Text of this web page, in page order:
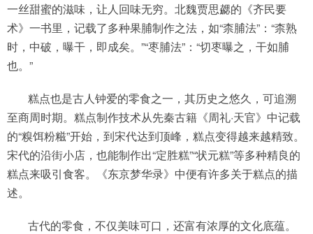
一丝甜蜜的滋味，让人回味无穷。北魏贾思勰的《齐民要
术》一书里，记载了多种果脯制作之法，如“柰脯法”：“柰熟
时，中破，曝干，即成矣。”“枣脯法”：“切枣曝之，干如脯
也。”
糕点也是古人钟爱的零食之一，其历史之悠久，可追溯
至商周时期。糕点制作技术从先秦古籍《周礼·天官》中记载
的“糗饵粉糍”开始，到宋代达到顶峰，糕点变得越来越精致。
宋代的沿街小店，也能制作出“定胜糕”“状元糕”等多种精良的
糕点来吸引食客。《东京梦华录》中便有许多关于糕点的描
述。
古代的零食，不仅美味可口，还富有浓厚的文化底蕴。